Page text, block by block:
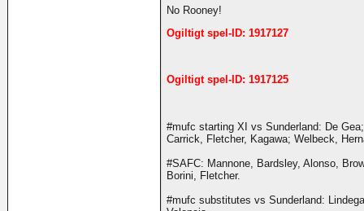
No Rooney!
Ogiltigt spel-ID: 1917127
Ogiltigt spel-ID: 1917125
#mufc starting XI vs Sunderland: De
Carrick, Fletcher, Kagawa; Welbeck,
#SAFC: Mannone, Bardsley, Alonso,
Borini, Fletcher.
#mufc substitutes vs Sunderland: